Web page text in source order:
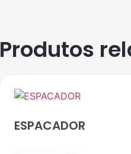
Produtos
ESPACADOR